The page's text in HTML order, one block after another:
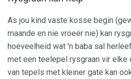
As jou kind vaste kosse begin
maande en nie vroeër nie) kan
hoeveelheid wat 'n baba sal
met een teelepel rysgraan vir elke
van tepels met kleiner gate kan